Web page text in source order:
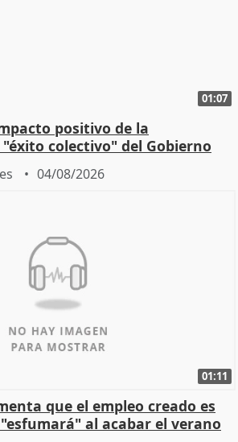
01:07
positivo de la
colectivo" del Gobierno
04/08/2026
01:11
que el empleo creado es
al acabar el verano